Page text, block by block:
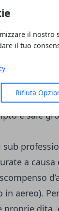
il nostro
il tuo
Rifiuta
tornerà
mezzo il
fare
e
e sale
a
aereo).
proprie dita,